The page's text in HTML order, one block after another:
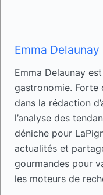
Emma Delaunay
Emma Delaunay
gastronomie. Forte
dans la rédaction
l’analyse des
déniche pour
actualités et
gourmandes pour
les moteurs de